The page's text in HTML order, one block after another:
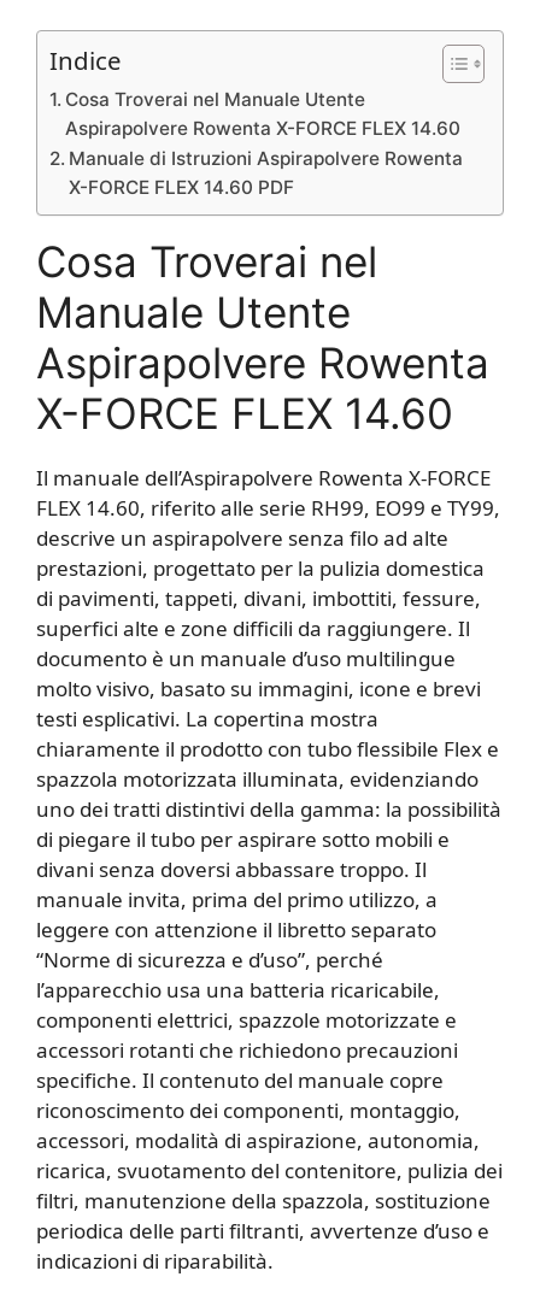
Indice
Cosa Troverai nel Manuale Utente
Aspirapolvere Rowenta X-FORCE FLEX 14.60
Manuale di Istruzioni Aspirapolvere Rowenta
X-FORCE FLEX 14.60 PDF
Cosa Troverai nel
Manuale Utente
Aspirapolvere Rowenta
X-FORCE FLEX 14.60
Il manuale dell’Aspirapolvere Rowenta X-FORCE
FLEX 14.60, riferito alle serie RH99, EO99 e TY99,
descrive un aspirapolvere senza filo ad alte
prestazioni, progettato per la pulizia domestica
di pavimenti, tappeti, divani, imbottiti, fessure,
superfici alte e zone difficili da raggiungere. Il
documento è un manuale d’uso multilingue
molto visivo, basato su immagini, icone e brevi
testi esplicativi. La copertina mostra
chiaramente il prodotto con tubo flessibile Flex e
spazzola motorizzata illuminata, evidenziando
uno dei tratti distintivi della gamma: la possibilità
di piegare il tubo per aspirare sotto mobili e
divani senza doversi abbassare troppo. Il
manuale invita, prima del primo utilizzo, a
leggere con attenzione il libretto separato
“Norme di sicurezza e d’uso”, perché
l’apparecchio usa una batteria ricaricabile,
componenti elettrici, spazzole motorizzate e
accessori rotanti che richiedono precauzioni
specifiche. Il contenuto del manuale copre
riconoscimento dei componenti, montaggio,
accessori, modalità di aspirazione, autonomia,
ricarica, svuotamento del contenitore, pulizia dei
filtri, manutenzione della spazzola, sostituzione
periodica delle parti filtranti, avvertenze d’uso e
indicazioni di riparabilità.